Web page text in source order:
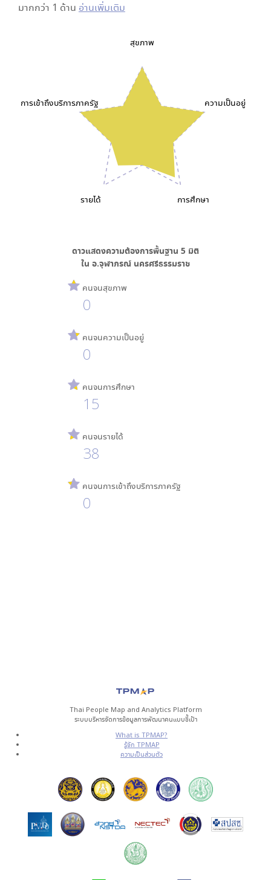
มากกว่า 1 ด้าน อ่านเพิ่มเติม
สุขภาพ
ความเป็นอยู่
การศึกษา
รายได้
การเข้าถึงบริการภาครัฐ
ดาวแสดงความต้องการพื้นฐาน 5 มิติ
ใน อ.จุฬาภรณ์ นครศรีธรรมราช
คนจนสุขภาพ
0
คนจนความเป็นอยู่
0
คนจนการศึกษา
15
คนจนรายได้
38
คนจนการเข้าถึงบริการภาครัฐ
0
Thai People Map and Analytics Platform
ระบบบริหารจัดการข้อมูลการพัฒนาคนแบบชี้เป้า
What is TPMAP?
รู้จัก TPMAP
ความเป็นส่วนตัว